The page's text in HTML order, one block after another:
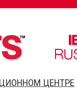
ЦЕНТРЕ